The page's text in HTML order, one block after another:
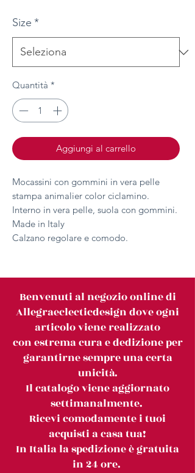
Size *
Quantità *
Aggiungi al carrello
Mocassini con gommini in vera pelle
stampa animalier color ciclamino.
Interno in vera pelle, suola con gommini.
Made in Italy
Calzano regolare e comodo.
Benvenuti al negozio online di
Allegraeclecticdesign dove ogni
articolo viene realizzato
con estrema cura e dedizione per
garantirne sempre una certa
unicità.
Il catalogo viene aggiornato
settimanalmente.
Ricevi comodamente i tuoi
acquisti a casa tua!
In Italia la spedizione è gratuita
in 24 ore.